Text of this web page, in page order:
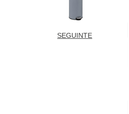
SEGUINTE